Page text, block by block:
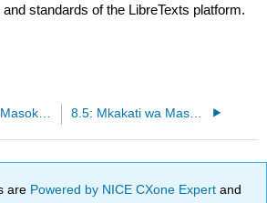
standards of the LibreTexts platform.
8.3: Mbinu za Masoko na Zana kwa Wajasiri 8.5: Mkakati wa Masoko na Mpango wa Masoko
are Powered by NICE CXone Expertand